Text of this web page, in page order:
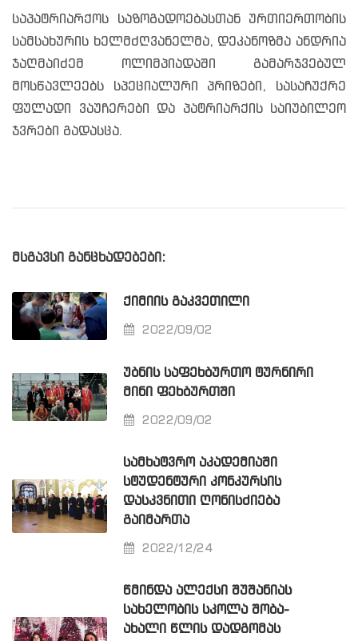
საპატრიარქოს საზოგადოებასთან ურთიერთობის
სამსახურის ხელმძღვანელმა, დეკანოზმა ანდრია
ჯაღმაიძემ ოლიმპიადაში გამარჯვებულ
მოსწავლეებს სპეციალური პრიზები, სასაჩუქრე
ფულადი ვაუჩერები და პატრიარქის საიუბილეო
ჯვრები გადასცა.
მსგავსი განცხადებები:
ᲥᲘᲛᲘᲘᲡ ᲒᲐᲙᲕᲔᲗᲘᲚᲘ
2022/09/02
ᲣᲑᲜᲘᲡ ᲡᲐᲤᲔᲮᲑᲣᲠᲗᲝ ᲢᲣᲠᲜᲘᲠᲘ
ᲛᲘᲜᲘ ᲤᲔᲮᲑᲣᲠᲗᲨᲘ
2022/09/02
ᲡᲐᲛᲮᲐᲢᲕᲠᲝ ᲐᲙᲐᲓᲔᲛᲘᲐᲨᲘ
ᲡᲢᲣᲓᲔᲜᲢᲣᲠᲘ ᲙᲝᲜᲙᲣᲠᲡᲘᲡ
ᲓᲐᲡᲙᲕᲜᲘᲗᲘ ᲦᲝᲜᲘᲡᲫᲘᲔᲑᲐ
ᲒᲐᲘᲛᲐᲠᲗᲐ
2022/12/24
ᲬᲛᲘᲜᲓᲐ ᲐᲚᲔᲥᲡᲘ ᲨᲣᲨᲐᲜᲘᲐᲡ
ᲡᲐᲮᲔᲚᲝᲑᲘᲡ ᲡᲙᲝᲚᲐ ᲨᲝᲑᲐ-
ᲐᲮᲐᲚᲘ ᲬᲚᲘᲡ ᲓᲐᲓᲒᲝᲛᲐᲡ